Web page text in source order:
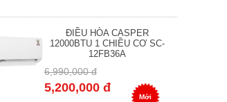
ĐIỀU HÒA CASPER
12000BTU 1 CHIỀU CƠ SC-
12FB36A
6,990,000 đ
5,200,000 đ
Mới